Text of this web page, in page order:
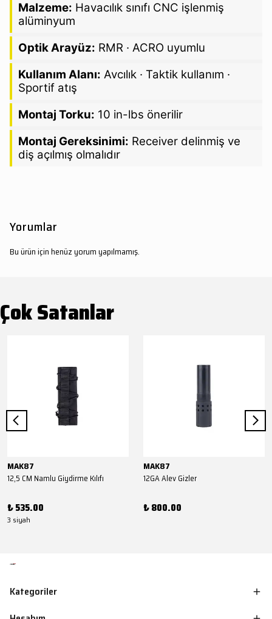
Malzeme: Havacılık sınıfı CNC işlenmiş
alüminyum
Optik Arayüz: RMR · ACRO uyumlu
Kullanım Alanı: Avcılık · Taktik kullanım ·
Sportif atış
Montaj Torku: 10 in-lbs önerilir
Montaj Gereksinimi: Receiver delinmiş ve
diş açılmış olmalıdır
Yorumlar
Bu ürün için henüz yorum yapılmamış.
Çok Satanlar
MAK87
12,5 CM Namlu Giydirme Kılıfı
₺ 535.00
3 siyah
MAK87
12GA Alev Gizler
₺ 800.00
Kategoriler